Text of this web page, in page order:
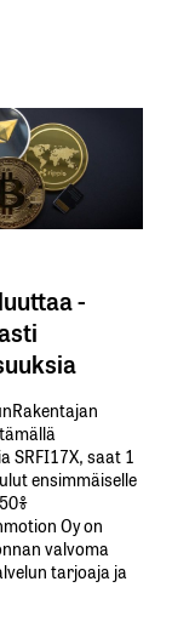
-
​SRFI17X,​ ​saat​ ​1
​ensimmäiselle​
Oy on
valvoma
tarjoaja ja